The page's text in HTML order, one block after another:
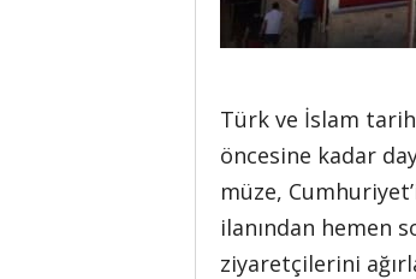
Türk ve İslam
öncesine kadar
müze,
ilanından hemen
ziyaretçilerini